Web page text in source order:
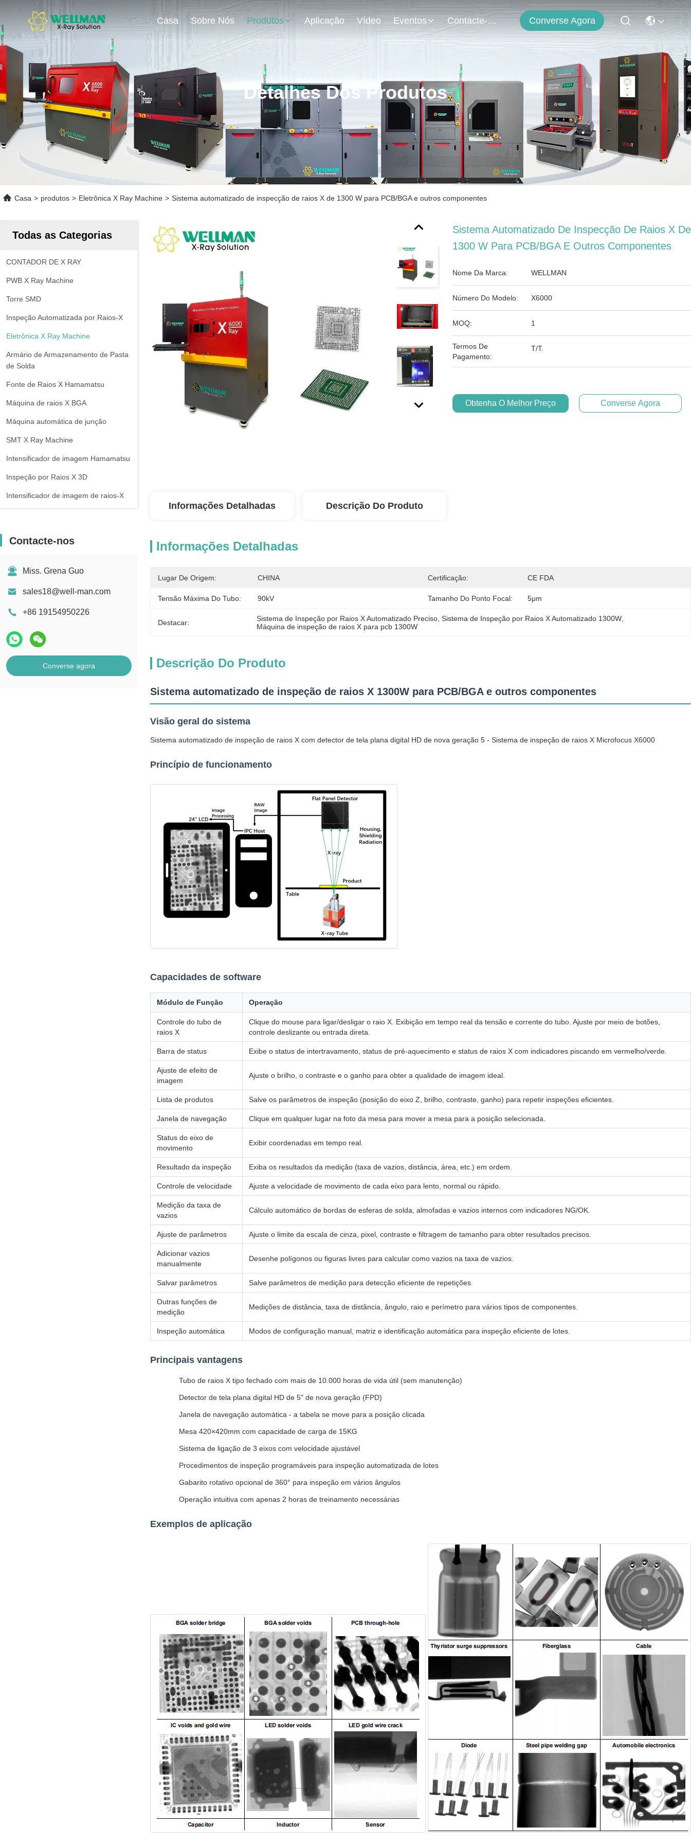
Casa Sobre Nós Produtos Aplicação Vídeo Eventos Contacte-Nos Converse Agora
Detalhes Dos Produtos
Casa > produtos > Eletrônica X Ray Machine > Sistema automatizado de inspecção de raios X de 1300 W para PCB/BGA e outros componentes
Todas as Categorias
CONTADOR DE X RAY
PWB X Ray Machine
Torre SMD
Inspeção Automatizada por Raios-X
Eletrônica X Ray Machine
Armário de Armazenamento de Pasta
de Solda
Fonte de Raios X Hamamatsu
Máquina de raios X BGA
Máquina automática de junção
SMT X Ray Machine
Intensificador de imagem Hamamatsu
Inspeção por Raios X 3D
Intensificador de imagem de raios-X
Contacte-nos
Miss. Grena Guo
sales18@well-man.com
+86 19154950226
Converse agora
Sistema Automatizado De Inspecção De Raios X De
1300 W Para PCB/BGA E Outros Componentes
Nome Da Marca: WELLMAN
Número Do Modelo: X6000
MOQ: 1
Termos De
Pagamento:
T/T.
Obtenha O Melhor Preço Converse Agora
Informações Detalhadas Descrição Do Produto
Informações Detalhadas
Lugar De Origem: CHINA Certificação: CE FDA
Tensão Máxima Do Tubo: 90kV Tamanho Do Ponto Focal: 5μm
Destacar: Sistema de Inspeção por Raios X Automatizado Preciso Sistema de Inspeção por Raios X Automatizado 1300W
Máquina de inspeção de raios X para pcb 1300W
Descrição Do Produto
Sistema automatizado de inspeção de raios X 1300W para PCB/BGA e outros componentes
Visão geral do sistema
Sistema automatizado de inspeção de raios X com detector de tela plana digital HD de nova geração 5 - Sistema de inspeção de raios X Microfocus X6000
Princípio de funcionamento
Capacidades de software
Módulo de Função Operação
Controle do tubo de
raios X
Clique do mouse para ligar/desligar o raio X. Exibição em tempo real da tensão e corrente do tubo. Ajuste por meio de botões,
controle deslizante ou entrada direta.
Barra de status Exibe o status de intertravamento, status de pré-aquecimento e status de raios X com indicadores piscando em vermelho/verde.
Ajuste de efeito de
imagem
Ajuste o brilho, o contraste e o ganho para obter a qualidade de imagem ideal.
Lista de produtos Salve os parâmetros de inspeção (posição do eixo Z, brilho, contraste, ganho) para repetir inspeções eficientes.
Janela de navegação Clique em qualquer lugar na foto da mesa para mover a mesa para a posição selecionada.
Status do eixo de
movimento
Exibir coordenadas em tempo real.
Resultado da inspeção Exiba os resultados da medição (taxa de vazios, distância, área, etc.) em ordem.
Controle de velocidade Ajuste a velocidade de movimento de cada eixo para lento, normal ou rápido.
Medição da taxa de
vazios
Cálculo automático de bordas de esferas de solda, almofadas e vazios internos com indicadores NG/OK.
Ajuste de parâmetros Ajuste o limite da escala de cinza, pixel, contraste e filtragem de tamanho para obter resultados precisos.
Adicionar vazios
manualmente
Desenhe polígonos ou figuras livres para calcular como vazios na taxa de vazios.
Salvar parâmetros Salve parâmetros de medição para detecção eficiente de repetições.
Outras funções de
medição
Medições de distância, taxa de distância, ângulo, raio e perímetro para vários tipos de componentes.
Inspeção automática Modos de configuração manual, matriz e identificação automática para inspeção eficiente de lotes.
Principais vantagens
Tubo de raios X tipo fechado com mais de 10.000 horas de vida útil (sem manutenção)
Detector de tela plana digital HD de 5" de nova geração (FPD)
Janela de navegação automática - a tabela se move para a posição clicada
Mesa 420×420mm com capacidade de carga de 15KG
Sistema de ligação de 3 eixos com velocidade ajustável
Procedimentos de inspeção programáveis ​​para inspeção automatizada de lotes
Gabarito rotativo opcional de 360° para inspeção em vários ângulos
Operação intuitiva com apenas 2 horas de treinamento necessárias
Exemplos de aplicação